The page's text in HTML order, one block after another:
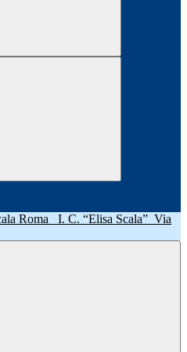
I. C. “Elisa Scala” Via